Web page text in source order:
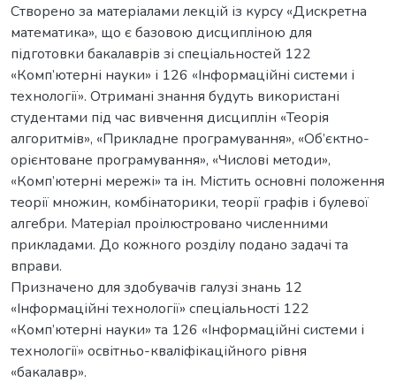
Створено за матеріалами лекцій із курсу «Дискретна
математика», що є базовою дисципліною для
підготовки бакалаврів зі спеціальностей 122
«Комп’ютерні науки» і 126 «Інформаційні системи і
технології». Отримані знання будуть використані
студентами під час вивчення дисциплін «Теорія
алгоритмів», «Прикладне програмування», «Об’єктно-
орієнтоване програмування», «Числові методи»,
«Комп’ютерні мережі» та ін. Містить основні положення
теорії множин, комбінаторики, теорії графів і булевої
алгебри. Матеріал проілюстровано численними
прикладами. До кожного розділу подано задачі та
вправи.
Призначено для здобувачів галузі знань 12
«Інформаційні технології» спеціальності 122
«Комп’ютерні науки» та 126 «Інформаційні системи і
технології» освітньо-кваліфікаційного рівня
«бакалавр».